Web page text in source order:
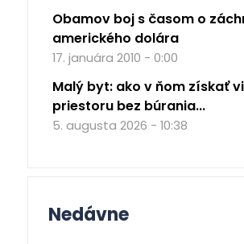
Obamov boj s časom o
amerického dolára
17. januára 2010 - 0:00
Malý byt: ako v ňom získať
priestoru bez búrania...
5. augusta 2026 - 10:38
Nedávne